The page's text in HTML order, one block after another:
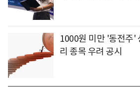
1000원 미만 '동전주'
리 종목 우려 공시